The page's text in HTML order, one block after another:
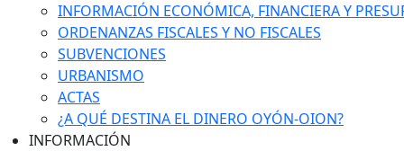
INFORMACIÓN ECONÓMICA, FINANCIERA Y
ORDENANZAS FISCALES Y NO FISCALES
SUBVENCIONES
URBANISMO
ACTAS
¿A QUÉ DESTINA EL DINERO OYÓN-OION?
INFORMACIÓN